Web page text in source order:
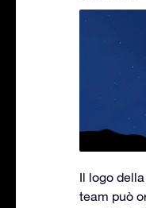
Il logo
team può